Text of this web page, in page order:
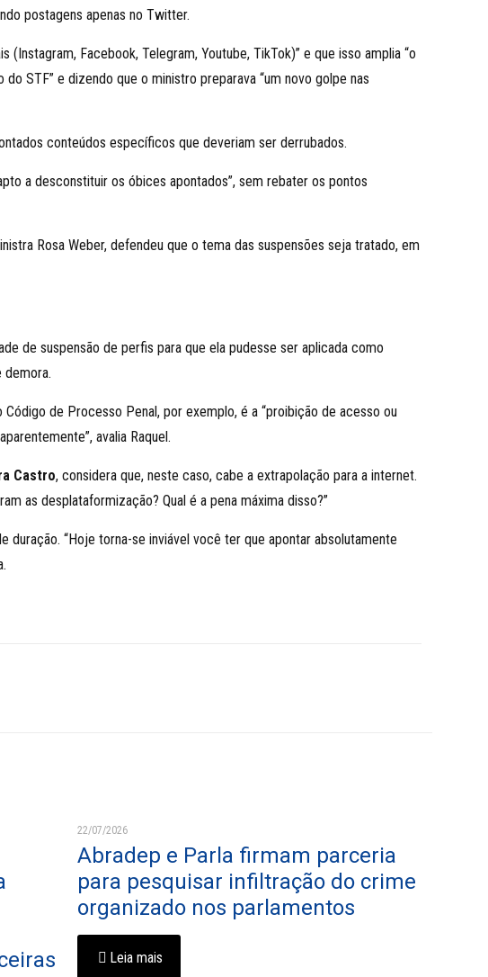
postagens apenas no Twitter.
Facebook, Telegram, Youtube, TikTok)” e que isso amplia “o
STF” e dizendo que o ministro preparava “um novo golpe nas
conteúdos específicos que deveriam ser derrubados.
a desconstituir os óbices apontados”, sem rebater os pontos
Rosa Weber, defendeu que o tema das suspensões seja tratado, em
de suspensão de perfis para que ela pudesse ser aplicada como
demora.
de Processo Penal, por exemplo, é a “proibição de acesso ou
avalia Raquel.
Castro, considera que, neste caso, cabe a extrapolação para a internet.
as desplataformização? Qual é a pena máxima disso?”
“Hoje torna-se inviável você ter que apontar absolutamente
22/07/2026
Abradep e Parla firmam parceria
para pesquisar infiltração do crime
organizado nos parlamentos
Leia mais